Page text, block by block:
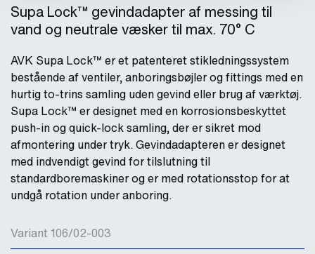
Supa Lock™ gevindadapter af messing til
vand og neutrale væsker til max. 70° C
AVK Supa Lock™ er et patenteret stikledningssystem
bestående af ventiler, anboringsbøjler og fittings med en
hurtig to-trins samling uden gevind eller brug af værktøj.
Supa Lock™ er designet med en korrosionsbeskyttet
push-in og quick-lock samling, der er sikret mod
afmontering under tryk. Gevindadapteren er designet
med indvendigt gevind for tilslutning til
standardboremaskiner og er med rotationsstop for at
undgå rotation under anboring.
Variant 106/02-003